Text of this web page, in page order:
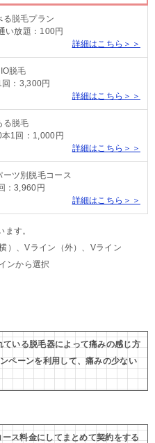
る脱毛プラン
い放題：100円
詳細はこちら＞＞
脱毛
：3,300円
詳細はこちら＞＞
る脱毛
1回：1,000円
詳細はこちら＞＞
ーツ別脱毛コース
：3,960円
詳細はこちら＞＞
す。
）、Vライン（外）、Vライン
ンから選択
いる脱毛器によって痛みの感じ方
ペーンを利用して、痛みの少ない
ス料金にしてまとめて契約をする